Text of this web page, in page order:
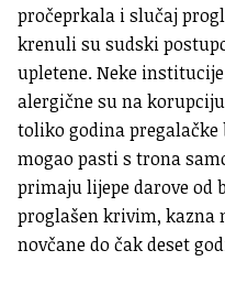
pročeprkala i slučaj
krenuli su sudski
upletene. Neke
alergične su na
toliko godina
mogao pasti s trona
primaju lijepe darove od
proglašen krivim, kazna
novčane do čak deset